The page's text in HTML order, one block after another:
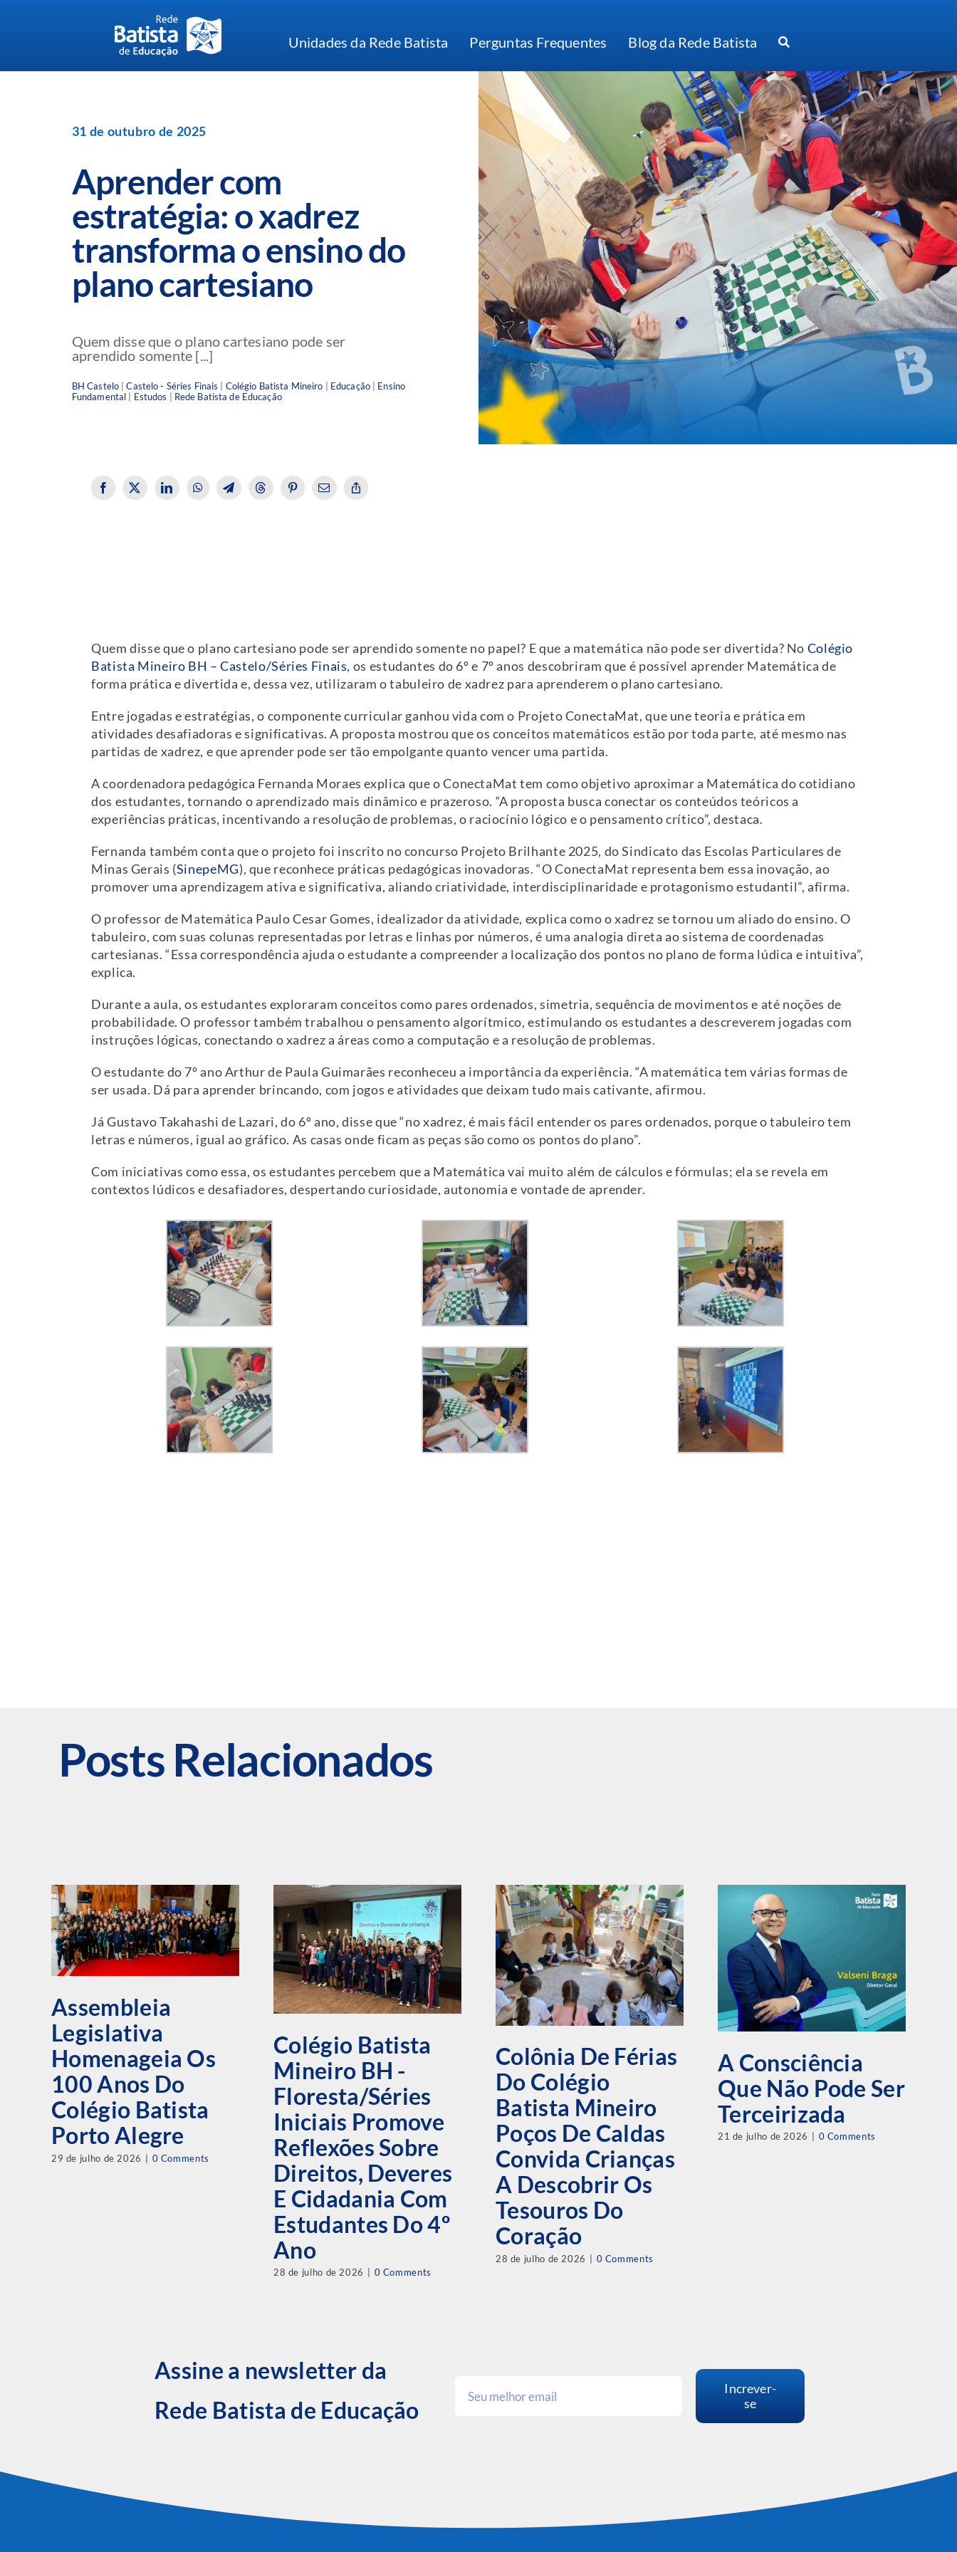
Unidades da Rede Batista Perguntas Frequentes Blog da Rede Batista
31 de outubro de 2025
Aprender com
estratégia: o xadrez
transforma o ensino do
plano cartesiano
Quem disse que o plano cartesiano pode ser
aprendido somente [...]
BH Castelo |Castelo - Séries Finais Colégio Batista Mineiro Educação|
Ensino
Fundamental
Estudos Rede Batista de Educação
Quem disse que o plano cartesiano pode ser aprendido somente no papel? E que a matemática não pode ser divertida? No Colégio
Batista Mineiro BH – Castelo/Séries Finais, os estudantes do 6º e 7º anos descobriram que é possível aprender Matemática de
forma prática e divertida e, dessa vez, utilizaram o tabuleiro de xadrez para aprenderem o plano cartesiano.
Entre jogadas e estratégias, o componente curricular ganhou vida com o Projeto ConectaMat, que une teoria e prática em
atividades desafiadoras e significativas. A proposta mostrou que os conceitos matemáticos estão por toda parte, até mesmo nas
partidas de xadrez, e que aprender pode ser tão empolgante quanto vencer uma partida.
A coordenadora pedagógica Fernanda Moraes explica que o ConectaMat tem como objetivo aproximar a Matemática do cotidiano
dos estudantes, tornando o aprendizado mais dinâmico e prazeroso. “A proposta busca conectar os conteúdos teóricos a
experiências práticas, incentivando a resolução de problemas, o raciocínio lógico e o pensamento crítico”, destaca.
Fernanda também conta que o projeto foi inscrito no concurso Projeto Brilhante 2025, do Sindicato das Escolas Particulares de
Minas Gerais (SinepeMG), que reconhece práticas pedagógicas inovadoras. “O ConectaMat representa bem essa inovação, ao
promover uma aprendizagem ativa e significativa, aliando criatividade, interdisciplinaridade e protagonismo estudantil”, afirma.
O professor de Matemática Paulo Cesar Gomes, idealizador da atividade, explica como o xadrez se tornou um aliado do ensino. O
tabuleiro, com suas colunas representadas por letras e linhas por números, é uma analogia direta ao sistema de coordenadas
cartesianas. “Essa correspondência ajuda o estudante a compreender a localização dos pontos no plano de forma lúdica e intuitiva”,
explica.
Durante a aula, os estudantes exploraram conceitos como pares ordenados, simetria, sequência de movimentos e até noções de
probabilidade. O professor também trabalhou o pensamento algorítmico, estimulando os estudantes a descreverem jogadas com
instruções lógicas, conectando o xadrez a áreas como a computação e a resolução de problemas.
O estudante do 7º ano Arthur de Paula Guimarães reconheceu a importância da experiência. “A matemática tem várias formas de
ser usada. Dá para aprender brincando, com jogos e atividades que deixam tudo mais cativante, afirmou.
Já Gustavo Takahashi de Lazari, do 6º ano, disse que “no xadrez, é mais fácil entender os pares ordenados, porque o tabuleiro tem
letras e números, igual ao gráfico. As casas onde ficam as peças são como os pontos do plano”.
Com iniciativas como essa, os estudantes percebem que a Matemática vai muito além de cálculos e fórmulas; ela se revela em
contextos lúdicos e desafiadores, despertando curiosidade, autonomia e vontade de aprender.
Posts Relacionados
Assembleia
Legislativa
Homenageia Os
100 Anos Do
Colégio Batista
Porto Alegre
29 de julho de 2026 | 0 Comments
Colégio Batista
Mineiro BH -
Floresta/Séries
Iniciais Promove
Reflexões Sobre
Direitos, Deveres
E Cidadania Com
Estudantes Do 4º
Ano
28 de julho de 2026 0 Comments
Colônia De Férias
Do Colégio
Batista Mineiro
Poços De Caldas
Convida Crianças
A Descobrir Os
Tesouros Do
Coração
28 de julho de 2026 0 Comments
A Consciência
Que Não Pode Ser
Terceirizada
21 de julho de 2026 0 Comments
Assine a newsletter da
Rede Batista de Educação
Increver-
se